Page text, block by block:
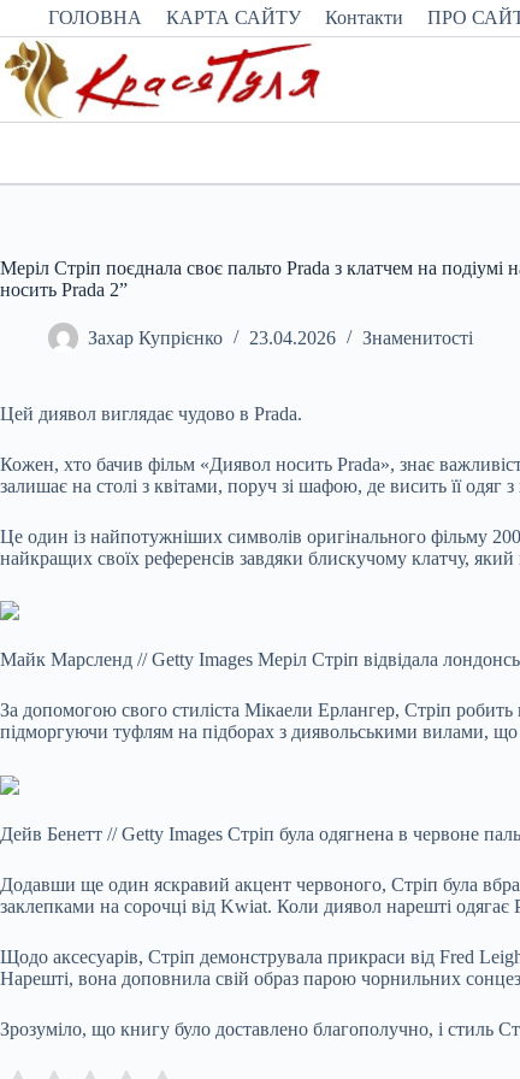
Перейти
вмісту
ГОЛОВНА КАРТА САЙТУ Контакти ПРО
Меріл Стріп поєднала своє пальто Prada з клатчем на подіумі
носить Prada 2”
Захар Купрієнко 23.04.2026 Знаменитості
Цей диявол виглядає чудово в Prada.
Кожен, хто бачив фільм «Диявол носить Prada», знає
залишає на столі з квітами, поруч зі шафою, де висить її одяг
Це один із найпотужніших символів оригінального фільму
найкращих своїх референсів завдяки блискучому клатчу, який
Майк Марсленд // Getty Images Меріл Стріп відвідала
За допомогою свого стиліста Мікаели Ерлангер, Стріп
підморгуючи туфлям на підборах з диявольськими вилами,
Дейв Бенетт // Getty Images Стріп була одягнена в червоне
Додавши ще один яскравий акцент червоного, Стріп була
заклепками на сорочці від Kwiat. Коли диявол нарешті
Щодо аксесуарів, Стріп демонструвала прикраси від Fred
Нарешті, вона доповнила свій образ парою чорнильних
Зрозуміло, що книгу було доставлено благополучно, і стиль